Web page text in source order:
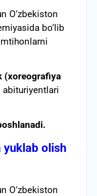
O‘zbekiston
bo‘lib
(xoreografiya
abituriyentlari
yuklab olish
O‘zbekiston